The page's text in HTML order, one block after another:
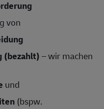
von
(bezahlt)– wir machen
und
(bspw.